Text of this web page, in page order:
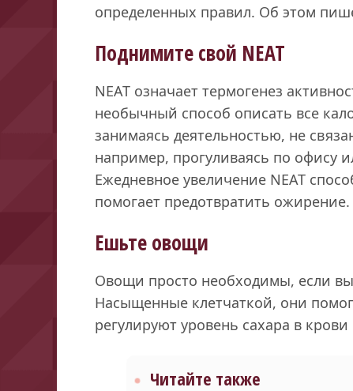
определенных правил. Об этом
Поднимите свой NEAT
NEAT означает термогенез
необычный способ описать все
занимаясь деятельностью, не
например, прогуливаясь по офису
Ежедневное увеличение NEAT
помогает предотвратить ожирение.
Ешьте овощи
Овощи просто необходимы, если
Насыщенные клетчаткой, они
регулируют уровень сахара в
Читайте также